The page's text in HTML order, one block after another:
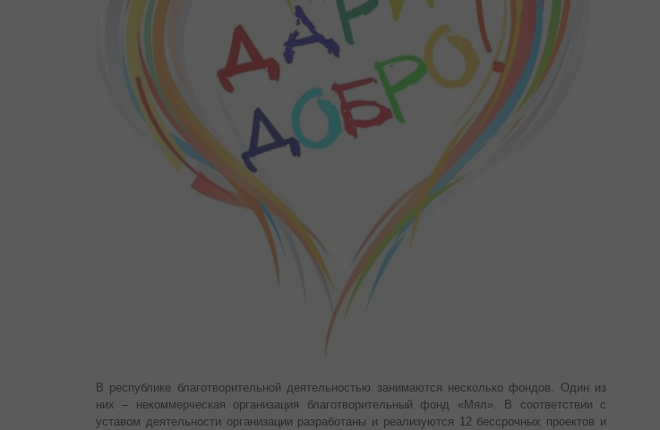
В республике благотворительной деятельностью занимаются несколько фондов. Один из
них – некоммерческая организация благотворительный фонд «Мял». В соответствии с
уставом деятельности организации разработаны и реализуются 12 бессрочных проектов и